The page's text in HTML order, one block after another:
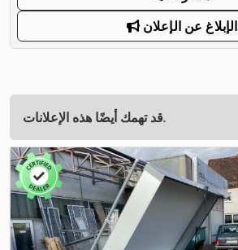
الإبلاغ عن الإعلان
قد تهمك أيضًا هذه الإعلانات.